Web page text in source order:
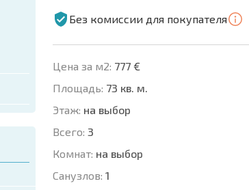
Без комиссии для покупателя
Цена за м2: 777 €
Площадь: 73 кв. м.
Этаж: на выбор
Всего: 3
Комнат: на выбор
Санузлов: 1